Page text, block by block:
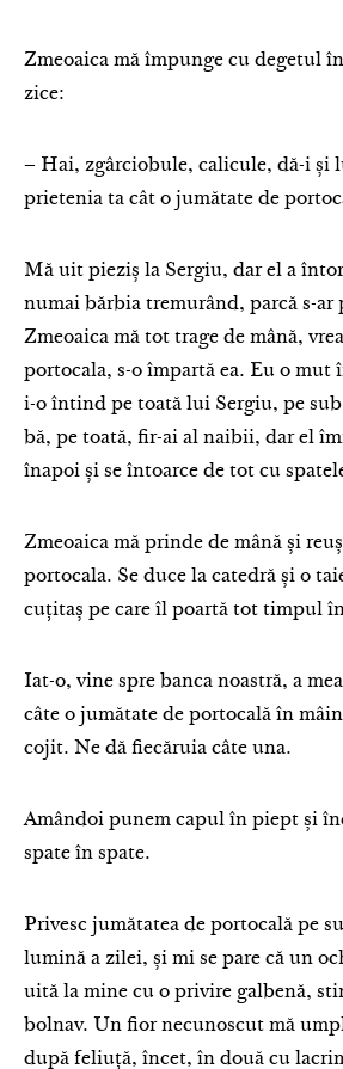
Zmeoaica mă împunge cu degetul
zice:
– Hai, zgârciobule, calicule, dă-i și
prietenia ta cât o jumătate de
Mă uit pieziș la Sergiu, dar el a
numai bărbia tremurând, parcă s-ar
Zmeoaica mă tot trage de mână,
portocala, s-o împartă ea. Eu o mut
i-o întind pe toată lui Sergiu, pe sub
bă, pe toată, fir-ai al naibii, dar el
înapoi și se întoarce de tot cu
Zmeoaica mă prinde de mână și
portocala. Se duce la catedră și o
cuțitaș pe care îl poartă tot timpul
Iat-o, vine spre banca noastră, a
câte o jumătate de portocală în
cojit. Ne dă fiecăruia câte una.
Amândoi punem capul în piept și
spate în spate.
Privesc jumătatea de portocală pe
lumină a zilei, și mi se pare că un
uită la mine cu o privire galbenă,
bolnav. Un fior necunoscut mă
după feliuță, încet, în două cu